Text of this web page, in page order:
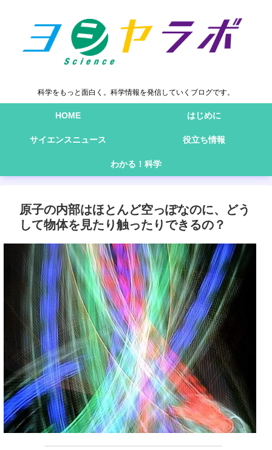
科学をもっと面白く。科学情報を発信していくブログです。
HOME はじめに
サイエンスニュース 役立ち情報
わかる！科学
原子の内部はほとんど空っぽなのに、どう
して物体を見たり触ったりできるの？